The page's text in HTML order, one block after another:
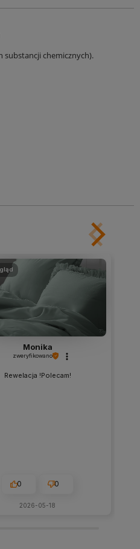
substancji chemicznych).
Monika
zweryfikowano
Rewelacja !Polecam!
0 0
2026-05-18